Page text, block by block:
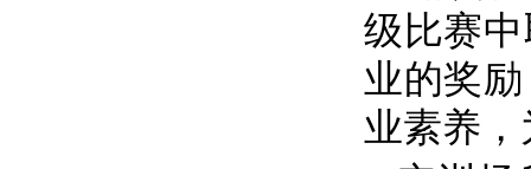
级比赛
业的奖
业素养